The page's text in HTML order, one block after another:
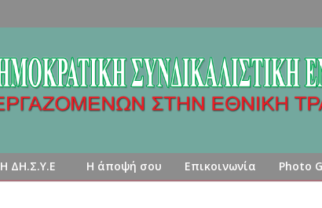
Η ΔΗ.Σ.Υ.Ε Η άποψή σου Επικοινωνία Photo